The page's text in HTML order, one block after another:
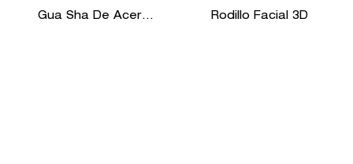
Gua Sha De Acero
Rodillo Facial 3D